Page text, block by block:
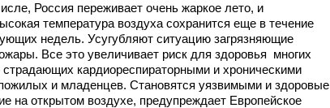
Россия переживает очень жаркое лето, и
температура воздуха сохранится еще в течение
недель. Усугубляют ситуацию загрязняющие
Все это увеличивает риск для здоровья многих
кардиореспираторными и хроническими
и младенцев. Становятся уязвимыми и здоровые
на открытом воздухе, предупреждает Европейское